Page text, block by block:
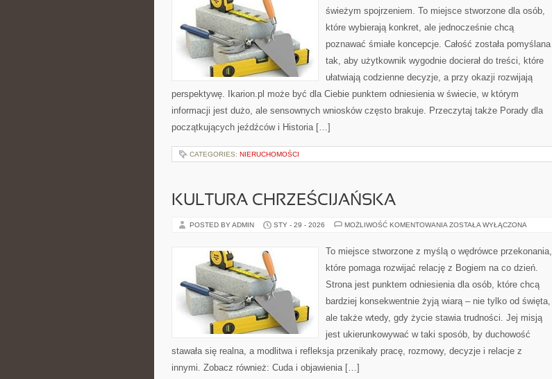
świeżym spojrzeniem. To miejsce stworzone dla osób,
które wybierają konkret, ale jednocześnie chcą
poznawać śmiałe koncepcje. Całość została pomyślana
tak, aby użytkownik wygodnie docierał do treści, które
ułatwiają codzienne decyzje, a przy okazji rozwijają
perspektywę. Ikarion.pl może być dla Ciebie punktem odniesienia w świecie, w którym
informacji jest dużo, ale sensownych wniosków często brakuje. Przeczytaj także Porady dla
początkujących jeźdźców i Historia […]
CATEGORIES: NIERUCHOMOŚCI
KULTURA CHRZEŚCIJAŃSKA
POSTED BY ADMIN STY - 29 - 2026 MOŻLIWOŚĆ KOMENTOWANIA KULTURA
ZOSTAŁA WYŁĄCZONA
To miejsce stworzone z myślą o wędrówce przekonania,
które pomaga rozwijać relację z Bogiem na co dzień.
Strona jest punktem odniesienia dla osób, które chcą
bardziej konsekwentnie żyją wiarą – nie tylko od święta,
ale także wtedy, gdy życie stawia trudności. Jej misją
jest ukierunkowywać w taki sposób, by duchowość
stawała się realna, a modlitwa i refleksja przenikały pracę, rozmowy, decyzje i relacje z
innymi. Zobacz również: Cuda i objawienia […]